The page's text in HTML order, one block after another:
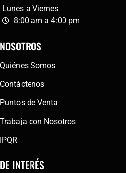
Lunes a Viernes
8:00 am a 4:00 pm
NOSOTROS
Quiénes Somos
Contáctenos
Puntos de Venta
Trabaja con Nosotros
IPQR
DE INTERÉS